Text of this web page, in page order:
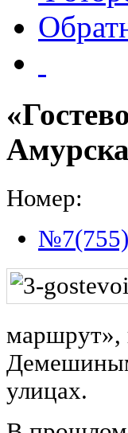
Амурска
Номер:
№7(755)
маршрут»,
улицах.